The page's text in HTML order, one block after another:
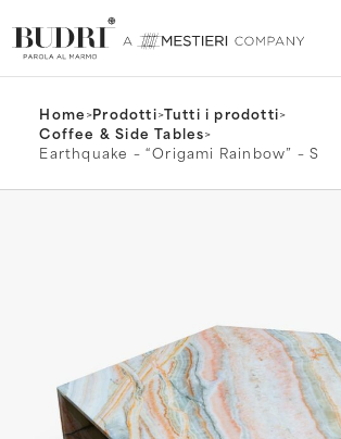
Home>Prodotti>Tutti i prodotti>
Coffee & Side Tables>
Earthquake – “Origami Rainbow” – S